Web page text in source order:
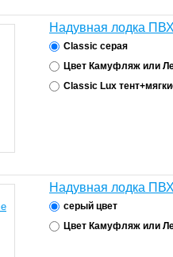
Надувная лодка
Classic серая
Цвет Камуфляж или
Сlassic Lux
Надувная лодка
серый цвет
Цвет Камуфляж или